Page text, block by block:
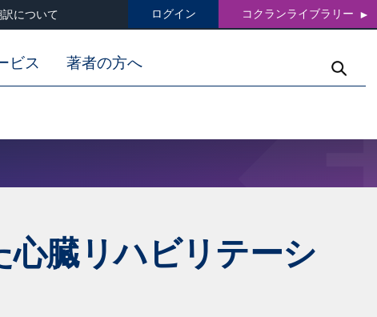
について ログイン コクランライブラリー
ビス 著者の方へ
臓リハビリテーシ